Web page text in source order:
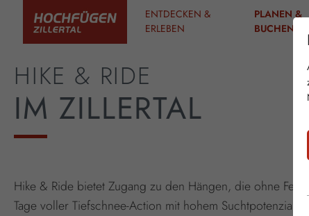
ENTDECKEN &
ERLEBEN
PLANEN &
BUCHEN
HIKE & RIDE
IM ZILLERTAL
Hike & Ride bietet Zugang zu den Hängen, die ohne
Tage voller Tiefschnee-Action mit hohem Suchtpotenzial.